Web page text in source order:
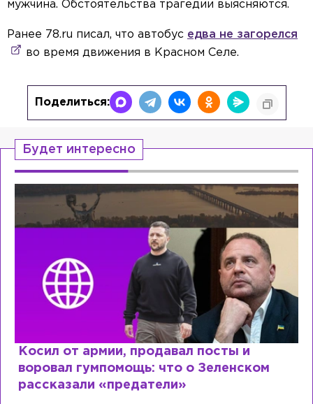
мужчина. Обстоятельства трагедии выясняются.
Ранее 78.ru писал, что автобус едва не загорелся
во время движения в Красном Селе.
Поделиться:
Будет интересно
Рыдает из-за мужа, но опять флиртует с
Лазаревым: как Лера Кудрявцева
сходит с ума